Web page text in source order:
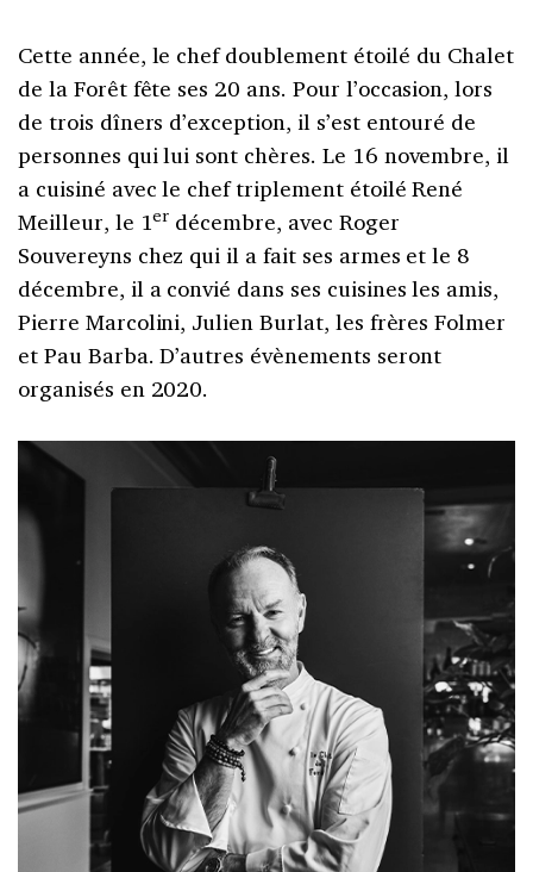
Cette année, le chef doublement étoilé du Chalet
de la Forêt fête ses 20 ans. Pour l’occasion, lors
de trois dîners d’exception, il s’est entouré de
personnes qui lui sont chères. Le 16 novembre, il
a cuisiné avec le chef triplement étoilé René
Meilleur, le 1er décembre, avec Roger
Souvereyns chez qui il a fait ses armes et le 8
décembre, il a convié dans ses cuisines les amis,
Pierre Marcolini, Julien Burlat, les frères Folmer
et Pau Barba. D’autres évènements seront
organisés en 2020.